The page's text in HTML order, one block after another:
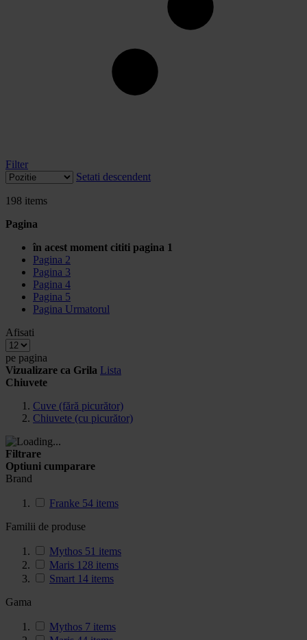
Filter
Setati descendent
198 items
Pagina
în acest moment cititi pagina 1
Pagina 2
Pagina 3
Pagina 4
Pagina 5
Pagina Urmatorul
Afisati
pe pagina
Vizualizare ca Grila Lista
Chiuvete
Cuve (fără picurător)
Chiuvete (cu picurător)
Filtrare
Optiuni cumparare
Brand
Franke 54 items
Familii de produse
Mythos 51 items
Maris 128 items
Smart 14 items
Gama
Mythos 7 items